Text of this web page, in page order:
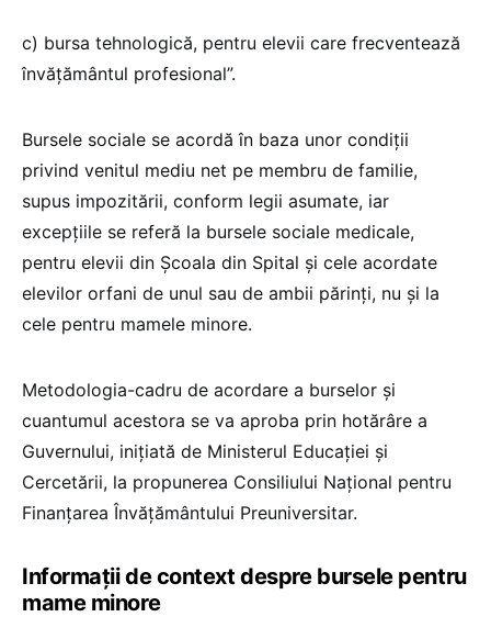
c) bursa tehnologică, pentru elevii care frecventează
învățământul profesional”.
Bursele sociale se acordă în baza unor condiţii
privind venitul mediu net pe membru de familie,
supus impozitării, conform legii asumate, iar
excepțiile se referă la bursele sociale medicale,
pentru elevii din Şcoala din Spital și cele acordate
elevilor orfani de unul sau de ambii părinţi, nu și la
cele pentru mamele minore.
Metodologia-cadru de acordare a burselor și
cuantumul acestora se va aproba prin hotărâre a
Guvernului, inițiată de Ministerul Educaţiei și
Cercetării, la propunerea Consiliului Naţional pentru
Finanţarea Învăţământului Preuniversitar.
Informații de context despre bursele pentru
mame minore